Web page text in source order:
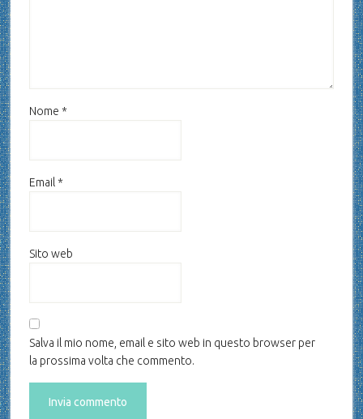
Nome *
Email *
Sito web
Salva il mio nome, email e sito web in questo browser per
la prossima volta che commento.